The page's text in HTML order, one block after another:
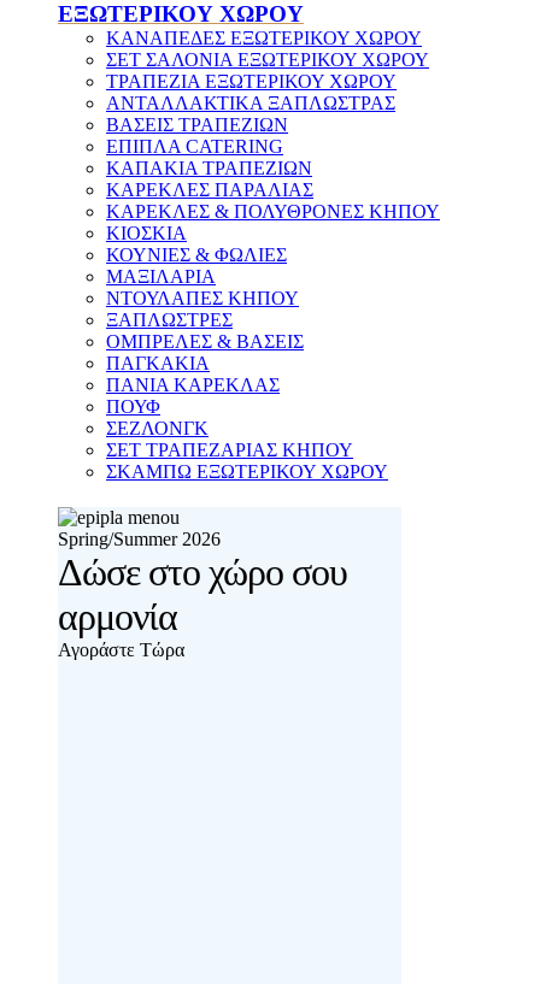
ΕΞΩΤΕΡΙΚΟΥ ΧΩΡΟΥ
ΚΑΝΑΠΕΔΕΣ ΕΞΩΤΕΡΙΚΟΥ ΧΩΡΟΥ
ΣΕΤ ΣΑΛΟΝΙΑ ΕΞΩΤΕΡΙΚΟΥ ΧΩΡΟΥ
ΤΡΑΠΕΖΙΑ ΕΞΩΤΕΡΙΚΟΥ ΧΩΡΟΥ
ΑΝΤΑΛΛΑΚΤΙΚΑ ΞΑΠΛΩΣΤΡΑΣ
ΒΑΣΕΙΣ ΤΡΑΠΕΖΙΩΝ
ΕΠΙΠΛΑ CATERING
ΚΑΠΑΚΙΑ ΤΡΑΠΕΖΙΩΝ
ΚΑΡΕΚΛΕΣ ΠΑΡΑΛΙΑΣ
ΚΑΡΕΚΛΕΣ & ΠΟΛΥΘΡΟΝΕΣ ΚΗΠΟΥ
ΚΙΟΣΚΙΑ
ΚΟΥΝΙΕΣ & ΦΩΛΙΕΣ
ΜΑΞΙΛΑΡΙΑ
ΝΤΟΥΛΑΠΕΣ ΚΗΠΟΥ
ΞΑΠΛΩΣΤΡΕΣ
ΟΜΠΡΕΛΕΣ & ΒΑΣΕΙΣ
ΠΑΓΚΑΚΙΑ
ΠΑΝΙΑ ΚΑΡΕΚΛΑΣ
ΠΟΥΦ
ΣΕΖΛΟΝΓΚ
ΣΕΤ ΤΡΑΠΕΖΑΡΙΑΣ ΚΗΠΟΥ
ΣΚΑΜΠΩ ΕΞΩΤΕΡΙΚΟΥ ΧΩΡΟΥ
Spring/Summer 2026
Δώσε στο χώρο σου
αρμονία
Αγοράστε Τώρα